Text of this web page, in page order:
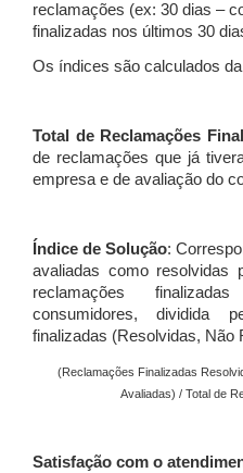
reclamações (ex: 30 dias –
finalizadas nos últimos 30
Os índices são calculados
Total de Reclamações
de reclamações que já
empresa e de avaliação do
Índice de Solução:
avaliadas como resolvidas
reclamações
consumidores, dividida
finalizadas (Resolvidas, Não
(Reclamações Finalizadas
Avaliadas) / Total de
Satisfação com o